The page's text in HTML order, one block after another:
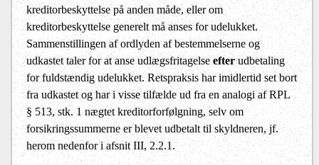
kreditorbeskyttelse på anden måde, eller om
kreditorbeskyttelse generelt må anses for udelukket.
Sammenstillingen af ordlyden af bestemmelserne og
udkastet taler for at anse udlægsfritagelseefterudbetaling
for fuldstændig udelukket. Retspraksis har imidlertid set bort
fra udkastet og har i visse tilfælde ud fra en analogi af RPL
§ 513, stk. 1 nægtet kreditorforfølgning, selv om
forsikringssummerne er blevet udbetalt til skyldneren, jf.
herom nedenfor i afsnit III, 2.2.1.